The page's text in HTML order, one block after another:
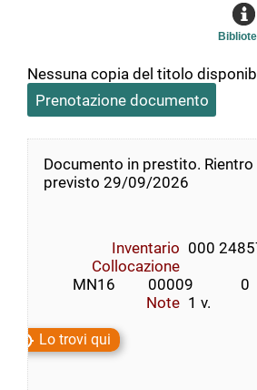
Nessuna copia del titolo
Prenotazione documento
Documento in prestito. Rientro
previsto 29/09/2026
Inventario 000
Collocazione
        MN16         00009             0
Note 1 v.
Lo trovi qui